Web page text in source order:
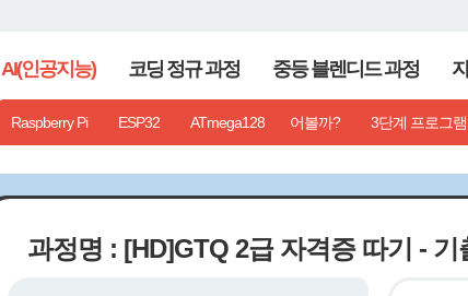
AI(인공지능)
Chat GPT AI 툴 일반 AI 그래픽 활용 AI 멀티미디어 활용
코딩 정규 과정
1단계 컴퓨터는 나의 친구! 2단계 뭘 만들어볼까? 3단계 프로그
중등 블렌디드 과정
Raspberry Pi ESP32 ATmega128
기타
과정명 : [HD]GTQ 2급 자격증 따기 - 기